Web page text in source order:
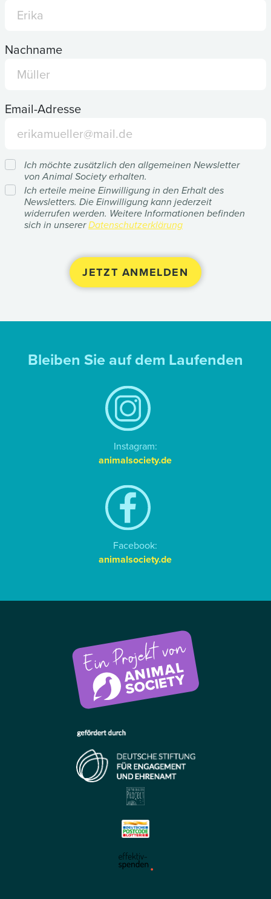
Nachname
Email-Adresse
Ich möchte zusätzlich den allgemeinen Newsletter
von Animal Society erhalten.
Ich erteile meine Einwilligung in den Erhalt des
Newsletters. Die Einwilligung kann jederzeit
widerrufen werden. Weitere Informationen befinden
sich in unsererDatenschutzerklärung
Bleiben Sie auf dem Laufenden
Instagram:
animalsociety.de
Facebook:
animalsociety.de